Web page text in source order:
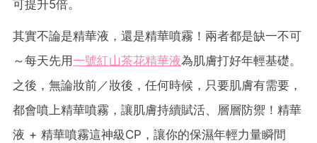
可提升5倍。
其實不論是精華液，還是精華噴霧！兩者都是缺一不可
～每天先用一號紅山茶花精華液為肌膚打好年輕基礎。
之後，無論妝前／妝後，任何時候，只要肌膚有需要，
都會噴上精華噴霧，讓肌膚持續賦活、層層防禦！精華
液 + 精華噴霧這神級CP，讓你的保濕年輕力量瞬間